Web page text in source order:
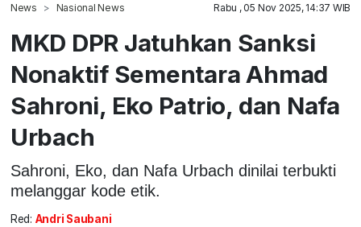
News Nasional News Rabu , 05 Nov 2025, 14:37 WIB
MKD DPR Jatuhkan Sanksi
Nonaktif Sementara Ahmad
Sahroni, Eko Patrio, dan Nafa
Urbach
Sahroni, Eko, dan Nafa Urbach dinilai terbukti
melanggar kode etik.
Red: Andri Saubani